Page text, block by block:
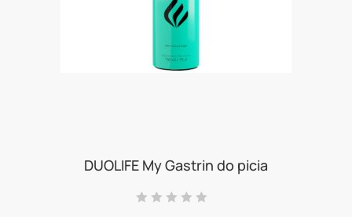
DUOLIFE My Gastrin do picia
Ocena: